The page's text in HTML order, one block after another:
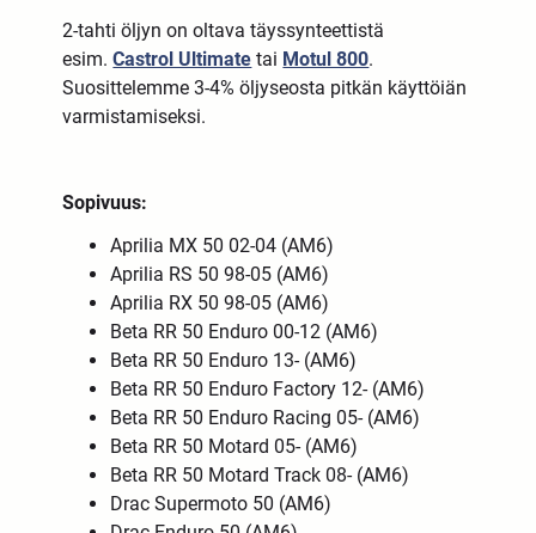
2-tahti öljyn on oltava täyssynteettistä
esim.Castrol Ultimate tai Motul 800.
Suosittelemme 3-4% öljyseosta pitkän käyttöiän
varmistamiseksi.
Sopivuus:
Aprilia MX 50 02-04 (AM6)
Aprilia RS 50 98-05 (AM6)
Aprilia RX 50 98-05 (AM6)
Beta RR 50 Enduro 00-12 (AM6)
Beta RR 50 Enduro 13- (AM6)
Beta RR 50 Enduro Factory 12- (AM6)
Beta RR 50 Enduro Racing 05- (AM6)
Beta RR 50 Motard 05- (AM6)
Beta RR 50 Motard Track 08- (AM6)
Drac Supermoto 50 (AM6)